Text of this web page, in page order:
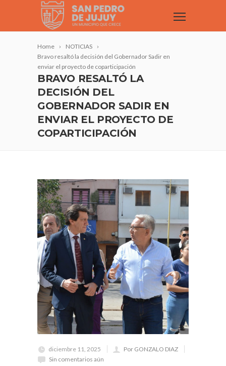
Home
NOTICIAS
Bravo resaltó la decisión del Gobernador Sadir en
enviar el proyecto de coparticipación
BRAVO RESALTÓ LA
DECISIÓN DEL
GOBERNADOR SADIR EN
ENVIAR EL PROYECTO DE
COPARTICIPACIÓN
diciembre 11, 2025
Por GONZALO DIAZ
Sin comentarios aún